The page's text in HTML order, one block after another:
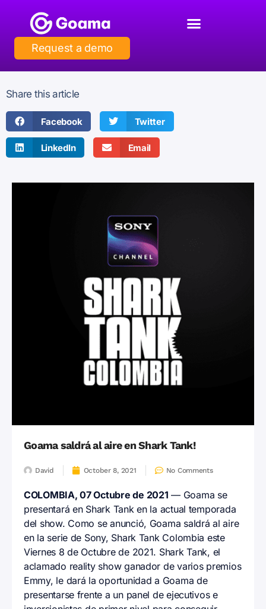
Request a demo
Share this article
Facebook Twitter
LinkedIn Email
Goama saldrá al aire en Shark Tank!
David October 8, 2021 No Comments
COLOMBIA, 07 Octubre de 2021 — Goama se
presentará en Shark Tank en la actual temporada
del show. Como se anunció, Goama saldrá al aire
en la serie de Sony, Shark Tank Colombia este
Viernes 8 de Octubre de 2021. Shark Tank, el
aclamado reality show ganador de varios premios
Emmy, le dará la oportunidad a Goama de
presentarse frente a un panel de ejecutivos e